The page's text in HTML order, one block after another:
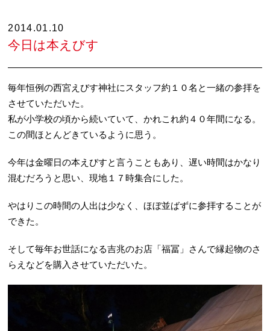
2014.01.10
今日は本えびす
毎年恒例の西宮えびす神社にスタッフ約１０名と一緒の参拝を
させていただいた。
私が小学校の頃から続いていて、かれこれ約４０年間になる。
この間ほとんどきているように思う。
今年は金曜日の本えびすと言うこともあり、遅い時間はかなり
混むだろうと思い、現地１７時集合にした。
やはりこの時間の人出は少なく、ほぼ並ばずに参拝することが
できた。
そして毎年お世話になる吉兆のお店「福冨」さんで縁起物のさ
らえなどを購入させていただいた。